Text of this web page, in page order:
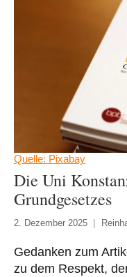
Quelle: Pixabay
Die Uni
Grundgesetzes
2. Dezember 2025
Gedanken zum
zu dem Respekt,